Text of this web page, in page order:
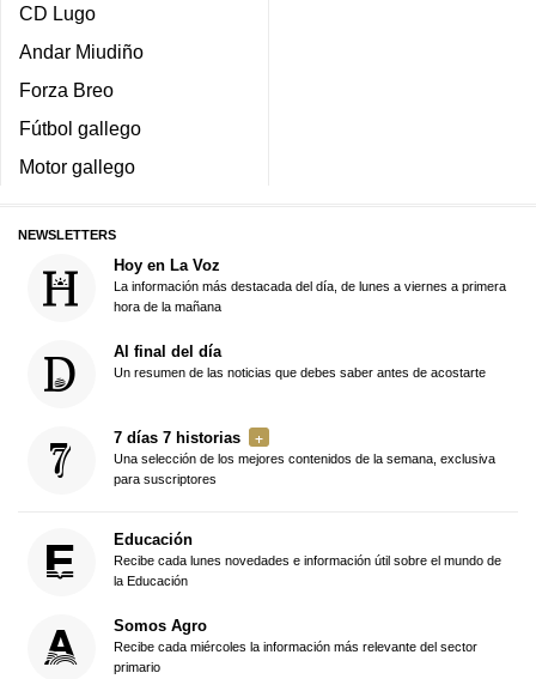
CD Lugo
Andar Miudiño
Forza Breo
Fútbol gallego
Motor gallego
NEWSLETTERS
Hoy en La Voz
La información más destacada del día, de lunes a viernes a primera
hora de la mañana
Al final del día
Un resumen de las noticias que debes saber antes de acostarte
7 días 7 historias
Una selección de los mejores contenidos de la semana, exclusiva
para suscriptores
Educación
Recibe cada lunes novedades e información útil sobre el mundo de
la Educación
Somos Agro
Recibe cada miércoles la información más relevante del sector
primario